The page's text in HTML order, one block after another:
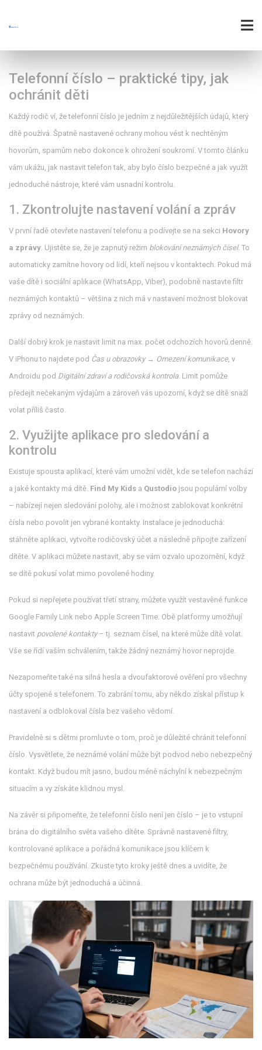
Telefonní číslo – praktické tipy, jak
ochránit děti
Každý rodič ví, že telefonní číslo je jedním z nejdůležitějších údajů, který
dítě používá. Špatně nastavené ochrany mohou vést k nechtěným
hovorům, spamům nebo dokonce k ohrožení soukromí. V tomto článku
vám ukážu, jak nastavit telefon tak, aby bylo číslo bezpečné a jak využít
jednoduché nástroje, které vám usnadní kontrolu.
1. Zkontrolujte nastavení volání a zpráv
V první řadě otevřete nastavení telefonu a podívejte se na sekci Hovory
a zprávy. Ujistěte se, že je zapnutý režim blokování neznámých čísel. To
automaticky zamítne hovory od lidí, kteří nejsou v kontaktech. Pokud má
vaše dítě i sociální aplikace (WhatsApp, Viber), podobně nastavte filtr
neznámých kontaktů – většina z nich má v nastavení možnost blokovat
zprávy od neznámých.
Další dobrý krok je nastavit limit na max. počet odchozích hovorů denně.
V iPhonu to najdete pod Čas u obrazovky → Omezení komunikace, v
Androidu pod Digitální zdraví a rodičovská kontrola. Limit pomůže
předejít nečekaným výdajům a zároveň vás upozorní, když se dítě snaží
volat příliš často.
2. Využijte aplikace pro sledování a
kontrolu
Existuje spousta aplikací, které vám umožní vidět, kde se telefon nachází
a jaké kontakty má dítě. Find My Kids a Qustodio jsou populární volby
– nabízejí nejen sledování polohy, ale i možnost zablokovat konkrétní
čísla nebo povolit jen vybrané kontakty. Instalace je jednoduchá:
stáhněte aplikaci, vytvořte rodičovský účet a následně připojte zařízení
dítěte. V aplikaci můžete nastavit, aby se vám ozvalo upozornění, když
se dítě pokusí volat mimo povolené hodiny.
Pokud si nepřejete používat třetí strany, můžete využít vestavěné funkce
Google Family Link nebo Apple Screen Time. Obě platformy umožňují
nastavit povolené kontakty– tj. seznam čísel, na které může dítě volat.
Vše se řídí vaším schválením, takže žádný neznámý hovor neprojde.
Nezapomeňte také na silná hesla a dvoufaktorové ověření pro všechny
účty spojené s telefonem. To zabrání tomu, aby někdo získal přístup k
nastavení a odblokoval čísla bez vašeho vědomí.
Pravidelně si s dětmi promluvte o tom, proč je důležité chránit telefonní
číslo. Vysvětlete, že neznámé volání může být podvod nebo nebezpečný
kontakt. Když budou mít jasno, budou méně náchylní k nebezpečným
situacím a vy získáte klidnou mysl.
Na závěr si připomeňte, že telefonní číslo není jen číslo – je to vstupní
brána do digitálního světa vašeho dítěte. Správně nastavené filtry,
kontrolované aplikace a pořádná komunikace jsou klíčem k
bezpečnému používání. Zkuste tyto kroky ještě dnes a uvidíte, že
ochrana může být jednoduchá a účinná.